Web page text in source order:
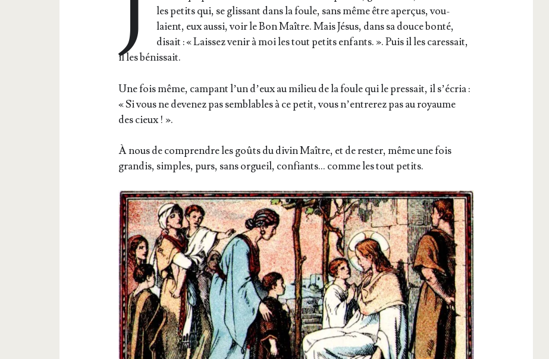
les petits qui, se glis­sant dans la foule, sans même être aper­çus, vou­
laient, eux aus­si, voir le Bon Maître. Mais Jésus, dans sa douce bon­té,
disait : « Lais­sez venir à moi les tout petits enfants. ». Puis il les cares­sait,
il les bénissait.
Une fois même, cam­pant l’un d’eux au milieu de la foule qui le pres­sait, il s’é­cria :
« Si vous ne deve­nez pas sem­blables à ce petit, vous n’en­tre­rez pas au royaume
des cieux ! ».
À nous de com­prendre les goûts du divin Maître, et de res­ter, même une fois
gran­dis, simples, purs, sans orgueil, confiants… comme les tout petits.